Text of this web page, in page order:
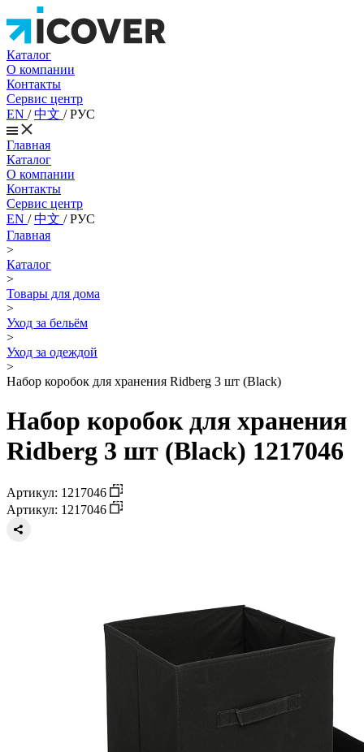
Каталог
О компании
Контакты
Сервис центр
EN /中文 /РУС
Главная
Каталог
О компании
Контакты
Сервис центр
EN /中文 /РУС
Главная
>
Каталог
>
Товары для дома
>
Уход за бельём
>
Уход за одеждой
>
Набор коробок для хранения Ridberg 3 шт (Black)
Набор коробок для хранения
Ridberg 3 шт (Black) 1217046
Артикул: 1217046
Артикул: 1217046